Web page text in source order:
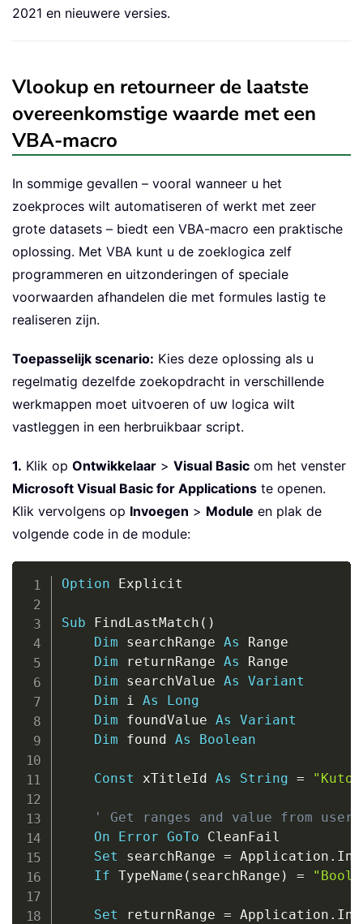
2021 en nieuwere versies.
Vlookup en retourneer de laatste
overeenkomstige waarde met een
VBA-macro
In sommige gevallen – vooral wanneer u het
zoekproces wilt automatiseren of werkt met zeer
grote datasets – biedt een VBA-macro een praktische
oplossing. Met VBA kunt u de zoeklogica zelf
programmeren en uitzonderingen of speciale
voorwaarden afhandelen die met formules lastig te
realiseren zijn.
Toepasselijk scenario: Kies deze oplossing als u
regelmatig dezelfde zoekopdracht in verschillende
werkmappen moet uitvoeren of uw logica wilt
vastleggen in een herbruikbaar script.
1. Klik op Ontwikkelaar > Visual Basic om het venster
Microsoft Visual Basic for Applications te openen.
Klik vervolgens op Invoegen > Module en plak de
volgende code in de module:
Option Explicit
Sub FindLastMatch ( )
Dim searchRange As Range
Dim returnRange As Range
Dim searchValue As
Variant
Dim i As
Long
Dim foundValue As
Variant
Dim found As Boolean
Const xTitleId As String =
' Get ranges and value from user
On
Error GoTo CleanFail
Set searchRange = Application .
If TypeName ( searchRange ) =
Set returnRange = Application .